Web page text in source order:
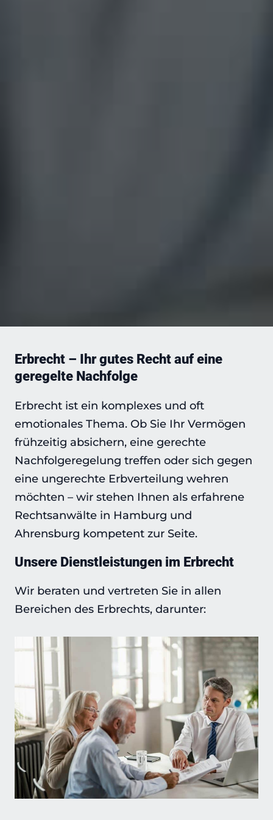
Erbrecht – Ihr gutes Recht auf eine
geregelte Nachfolge
Erbrecht ist ein komplexes und oft
emotionales Thema. Ob Sie Ihr Vermögen
frühzeitig absichern, eine gerechte
Nachfolgeregelung treffen oder sich gegen
eine ungerechte Erbverteilung wehren
möchten – wir stehen Ihnen als erfahrene
Rechtsanwälte in Hamburg und
Ahrensburg kompetent zur Seite.
Unsere Dienstleistungen im Erbrecht
Wir beraten und vertreten Sie in allen
Bereichen des Erbrechts, darunter: